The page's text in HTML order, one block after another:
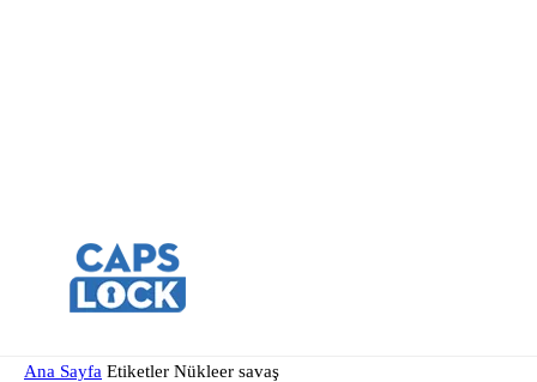
Ana Sayfa Etiketler Nükleer savaş